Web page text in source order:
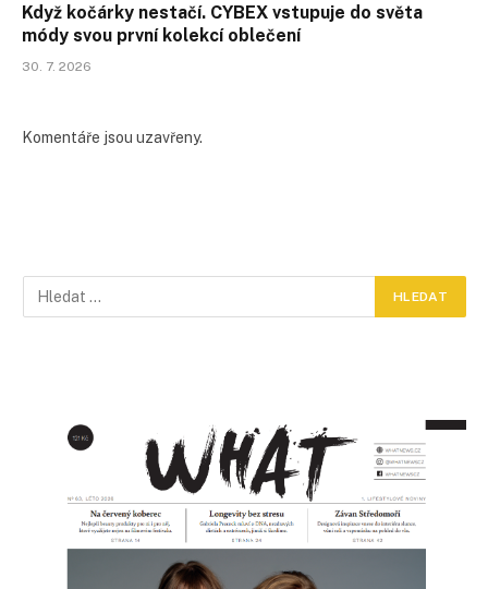
Když kočárky nestačí. CYBEX vstupuje do světa
módy svou první kolekcí oblečení
30. 7. 2026
Komentáře jsou uzavřeny.